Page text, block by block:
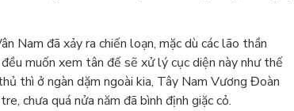
Nam đã xảy ra chiến loạn, mặc dù các lão thần
muốn xem tân đế sẽ xử lý cục diện này như thế
thì ở ngàn dặm ngoài kia, Tây Nam Vương Đoàn
chưa quá nửa năm đã bình định giặc cỏ.